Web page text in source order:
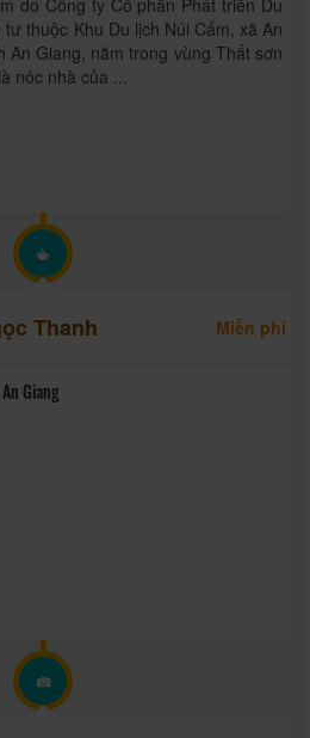
do Công ty Cổ phần Phát triển Du
thuộc Khu Du lịch Núi Cấm, xã An
An Giang, nằm trong vùng Thất sơn
nóc nhà của ...
Thanh Miễn phí
Giang